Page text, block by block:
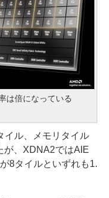
は倍になっている
ル、メモリタイル
が、XDNA2ではAIE
8タイルといずれも1.